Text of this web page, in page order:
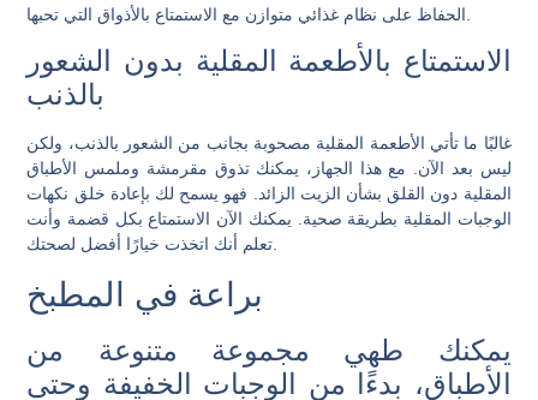
الاستمتاع بالأطعمة المقلية بدون الشعور
بالذنب
غالبًا ما تأتي الأطعمة المقلية مصحوبة بجانب من الشعور بالذنب، ولكن
ليس بعد الآن. مع هذا الجهاز، يمكنك تذوق مقرمشة وملمس الأطباق
المقلية دون القلق بشأن الزيت الزائد. فهو يسمح لك بإعادة خلق نكهات
الوجبات المقلية بطريقة صحية. يمكنك الآن الاستمتاع بكل قضمة وأنت
تعلم أنك اتخذت خيارًا أفضل لصحتك.
براعة في المطبخ
يمكنك طهي مجموعة متنوعة من
الأطباق، بدءًا من الوجبات الخفيفة وحتى